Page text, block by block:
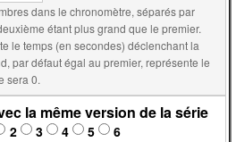
dans le chronomètre, séparés par
étant plus grand que le premier.
le temps (en secondes) déclenchant la
sera 0.
la même version de la série
2 3 4 5 6